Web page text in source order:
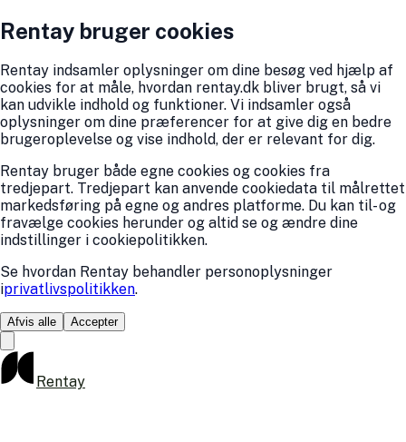
Rentay bruger cookies
Rentay indsamler oplysninger om dine besøg ved hjælp af
cookies for at måle, hvordan rentay.dk bliver brugt, så vi
kan udvikle indhold og funktioner. Vi indsamler også
oplysninger om dine præferencer for at give dig en bedre
brugeroplevelse og vise indhold, der er relevant for dig.
Rentay bruger både egne cookies og cookies fra
tredjepart. Tredjepart kan anvende cookiedata til målrettet
markedsføring på egne og andres platforme. Du kan til- og
fravælge cookies herunder og altid se og ændre dine
indstillinger i cookiepolitikken.
Se hvordan Rentay behandler personoplysninger
iprivatlivspolitikken.
Afvis alle Accepter
Rentay